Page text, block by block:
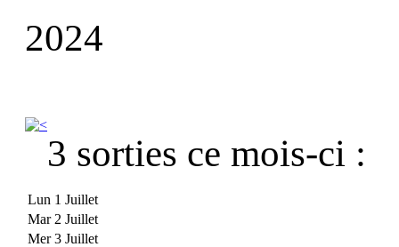
2024
3 sorties ce mois-ci :
Lun 1 Juillet
Mar 2 Juillet
Mer 3 Juillet